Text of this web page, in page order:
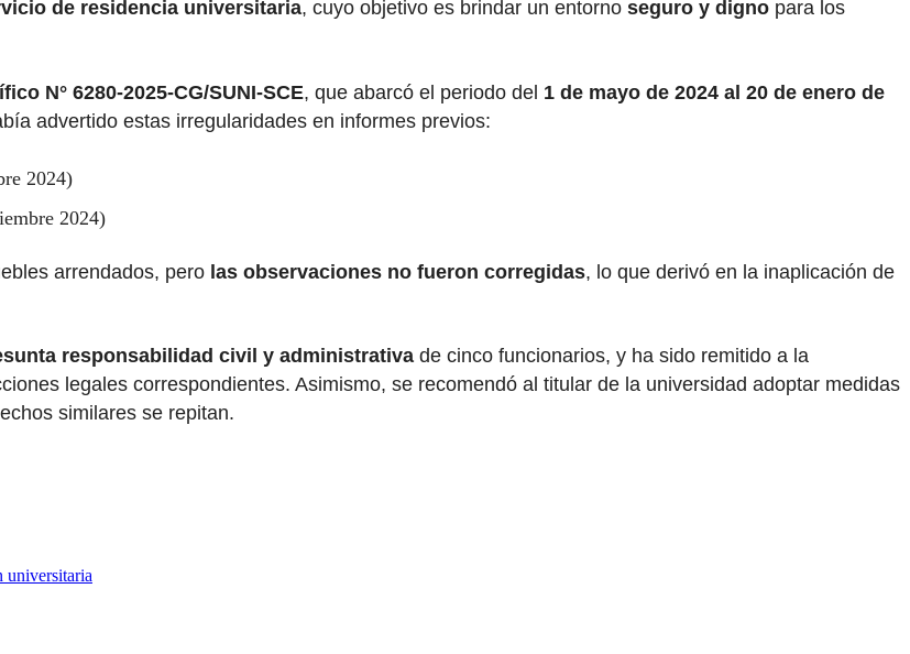
de residencia universitaria, cuyo objetivo es brindar un entorno seguro y digno para los
N° 6280-2025-CG/SUNI-SCE, que abarcó el periodo del 1 de mayo de 2024 al 20 de enero de
advertido estas irregularidades en informes previos:
2024)
2024)
arrendados, pero las observaciones no fueron corregidas, lo que derivó en la inaplicación de
responsabilidad civil y administrativa de cinco funcionarios, y ha sido remitido a la
legales correspondientes. Asimismo, se recomendó al titular de la universidad adoptar medidas
similares se repitan.
universitaria